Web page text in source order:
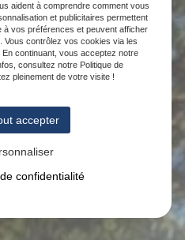
aident à comprendre comment vous
et publicitaires permettent
à vos préférences et peuvent afficher
Vous contrôlez vos cookies via les
continuant, vous acceptez notre
consultez notre Politique de
pleinement de votre visite !
accepter
confidentialité